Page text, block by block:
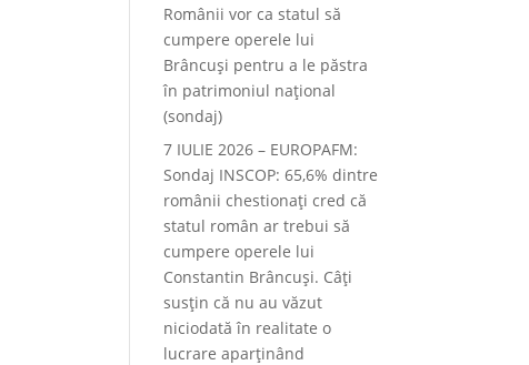
Românii vor ca statul să
cumpere operele lui
Brâncuși pentru a le păstra
în patrimoniul național
(sondaj)
7 IULIE 2026 – EUROPAFM:
Sondaj INSCOP: 65,6% dintre
românii chestionați cred că
statul român ar trebui să
cumpere operele lui
Constantin Brâncuși. Câți
susțin că nu au văzut
niciodată în realitate o
lucrare aparținând